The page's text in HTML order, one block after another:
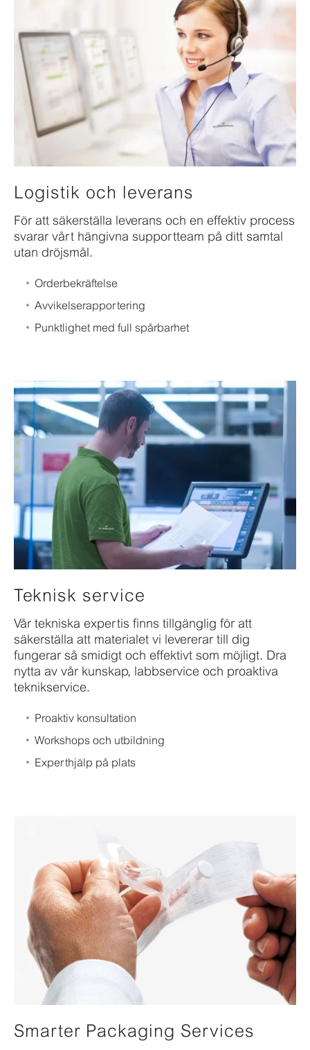
Logistik och leverans
För att säkerställa leverans och en effektiv process
svarar vårt hängivna supportteam på ditt samtal
utan dröjsmål.
Orderbekräftelse
Avvikelserapportering
Punktlighet med full spårbarhet
Teknisk service
Vår tekniska expertis finns tillgänglig för att
säkerställa att materialet vi levererar till dig
fungerar så smidigt och effektivt som möjligt. Dra
nytta av vår kunskap, labbservice och proaktiva
teknikservice.
Proaktiv konsultation
Workshops och utbildning
Experthjälp på plats
Smarter Packaging Services